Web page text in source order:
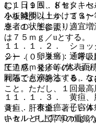
む）（９５．８％）、
小板減少（１４．３％）
９．１．１参照〕。
１１．１．２． ショッ
シー（０．３％）：呼
圧迫感、発疹等のショ
れることがある〔８．３
１１．１．３． 黄疸、
黄疸、肝不全、著しい
いＡｌ−Ｐ上昇等の重篤
に１日１回、ドセタキ
を１時間以上かけて３〜
患者の状態により適宜
は７５ｍｇ／uとする。
２）． 卵巣癌：通常、
て７０ｍｇ／u（体表面
間隔で点滴静注する。
こと。ただし、１回最高
３）． 食道癌、子宮体
キセルとして７０ｍｇ